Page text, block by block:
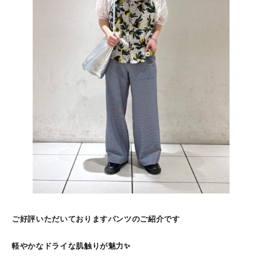
ご好評いただいておりますパンツのご紹介です
軽やかなドライな肌触りが魅力✨